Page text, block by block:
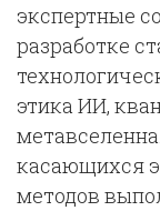
экспертные
разработке
этика ИИ,
касающихся
методов